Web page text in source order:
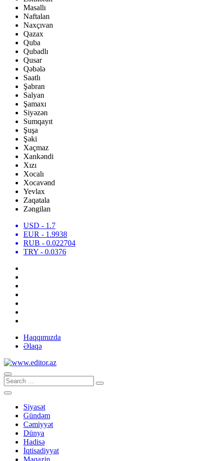
Masallı
Naftalan
Naxçıvan
Qazax
Quba
Qubadlı
Qusar
Qəbələ
Saatlı
Şabran
Salyan
Şamaxı
Siyəzən
Sumqayıt
Şuşa
Şəki
Xaçmaz
Xankəndi
Xızı
Xocalı
Xocavənd
Yevlax
Zaqatala
Zəngilan
USD - 1.7
EUR - 1.9938
RUB - 0.022704
TRY - 0.0376
Haqqımızda
Əlaqə
Siyasət
Gündəm
Cəmiyyət
Dünya
Hadisə
İqtisadiyyat
Maqazin